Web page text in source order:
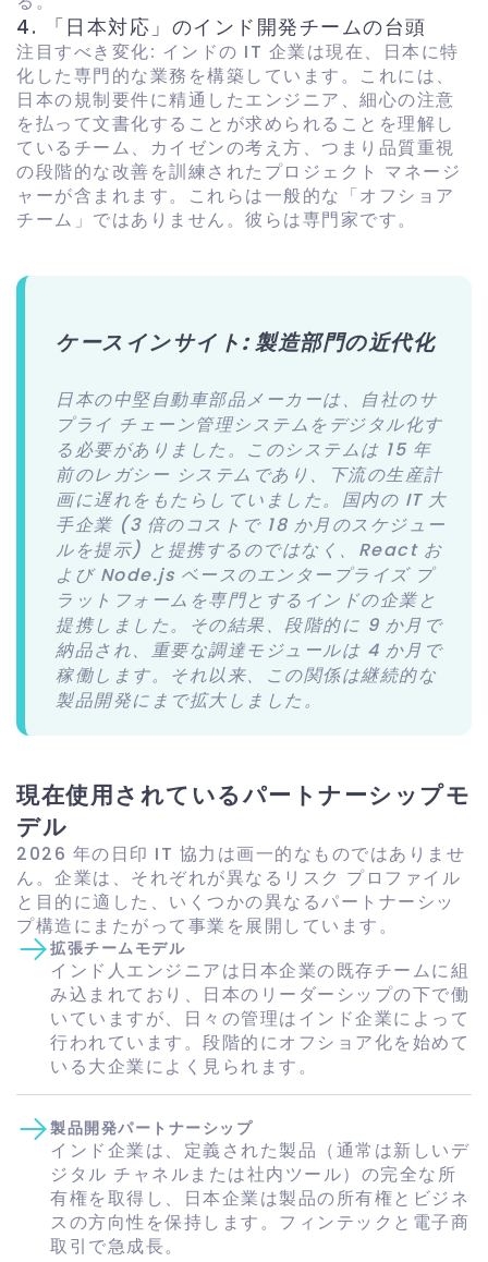
4. 「日本対応」のインド開発チームの台頭
注目すべき変化: インドの IT 企業は現在、日本に特
化した専門的な業務を構築しています。これには、
日本の規制要件に精通したエンジニア、細心の注意
を払って文書化することが求められることを理解し
ているチーム、カイゼンの考え方、つまり品質重視
の段階的な改善を訓練されたプロジェクト マネージ
ャーが含まれます。これらは一般的な「オフショア
チーム」ではありません。彼らは専門家です。
ケースインサイト: 製造部門の近代化
日本の中堅自動車部品メーカーは、自社のサ
プライ チェーン管理システムをデジタル化す
る必要がありました。このシステムは 15 年
前のレガシー システムであり、下流の生産計
画に遅れをもたらしていました。国内の IT 大
手企業 (3 倍のコストで 18 か月のスケジュー
ルを提示) と提携するのではなく、React お
よび Node.js ベースのエンタープライズ プ
ラットフォームを専門とするインドの企業と
提携しました。その結果、段階的に 9 か月で
納品され、重要な調達モジュールは 4 か月で
稼働します。それ以来、この関係は継続的な
製品開発にまで拡大しました。
現在使用されているパートナーシップモ
デル
2026 年の日印 IT 協力は画一的なものではありませ
ん。企業は、それぞれが異なるリスク プロファイル
と目的に適した、いくつかの異なるパートナーシッ
プ構造にまたがって事業を展開しています。
拡張チームモデル
インド人エンジニアは日本企業の既存チームに組
み込まれており、日本のリーダーシップの下で働
いていますが、日々の管理はインド企業によって
行われています。段階的にオフショア化を始めて
いる大企業によく見られます。
製品開発パートナーシップ
インド企業は、定義された製品（通常は新しいデ
ジタル チャネルまたは社内ツール）の完全な所
有権を取得し、日本企業は製品の所有権とビジネ
スの方向性を保持します。フィンテックと電子商
取引で急成長。